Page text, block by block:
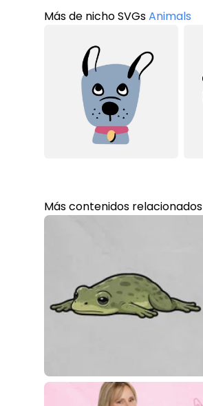
Más de nicho SVGsAnimals
Más contenidos relacionados